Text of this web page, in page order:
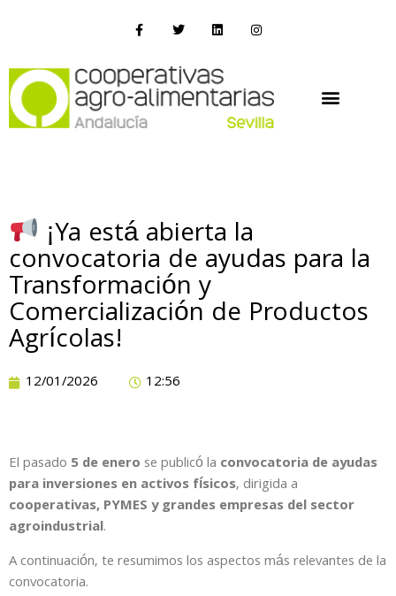
¡Ya está abierta la
convocatoria de ayudas para la
Transformación y
Comercialización de Productos
Agrícolas!
12/01/2026 12:56
El pasado 5 de enero se publicó la convocatoria de ayudas
para inversiones en activos físicos, dirigida a
cooperativas, PYMES y grandes empresas del sector
agroindustrial.
A continuación, te resumimos los aspectos más relevantes de la
convocatoria.